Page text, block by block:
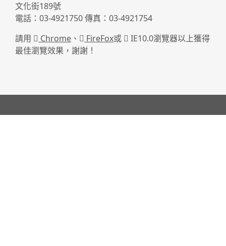
文化街189號
電話：03-4921750 傳真：03-4921754
請用
Chrome 、 FireFox或
IE10.0瀏覽器以上獲得
最佳瀏覽效果，謝謝！